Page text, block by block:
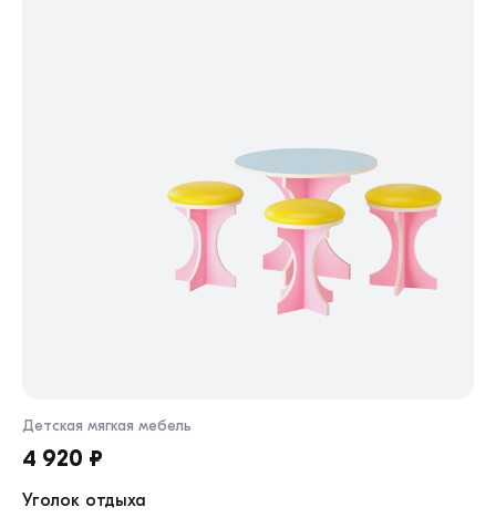
Детская мягкая мебель
4 920 ₽
Уголок отдыха